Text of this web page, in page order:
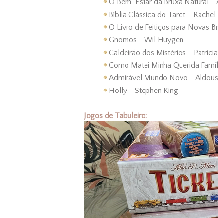
O Bem-Estar da Bruxa Natural
Bíblia Clássica do Tarot - Rachel
O Livro de Feitiços para Novas
Gnomos - Wil Huygen
Caldeirão dos Mistérios -
Como Matei Minha Querida
Admirável Mundo Novo -
Holly - Stephen King
Jogos de Tabuleiro: